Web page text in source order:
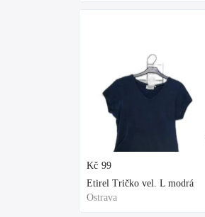
Kč 99
Etirel Tričko vel. L modrá
Ostrava